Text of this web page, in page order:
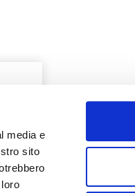
media e
sito